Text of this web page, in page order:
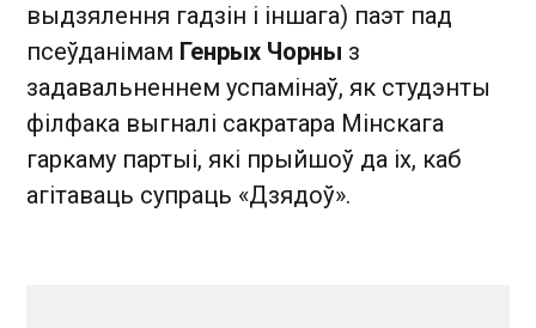
выдзялення гадзін і іншага) паэт пад
псеўданімам Генрых Чорны з
задавальненнем успамінаў, як студэнты
філфака выгналі сакратара Мінскага
гаркаму партыі, які прыйшоў да іх, каб
агітаваць супраць «Дзядоў».